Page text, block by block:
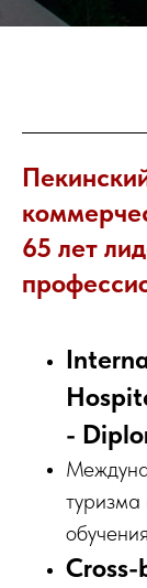
Пе
65 лет
-
туризма